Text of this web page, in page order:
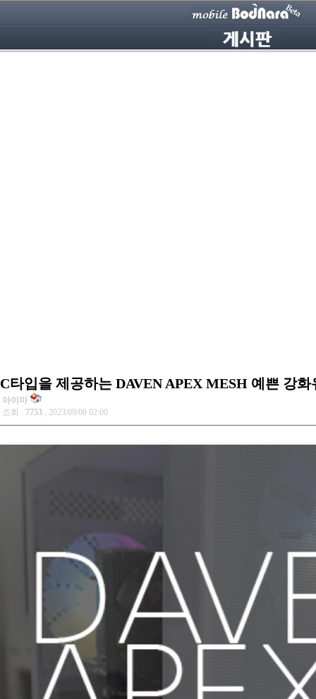
C타입을 제공하는 DAVEN APEX MESH 예쁜 강
아이마
조회 : 7753 , 2023/09/08 02:00